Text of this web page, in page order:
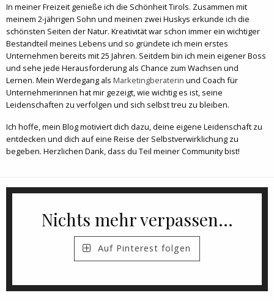
In meiner Freizeit genieße ich die Schönheit Tirols. Zusammen mit
meinem 2-jährigen Sohn und meinen zwei Huskys erkunde ich die
schönsten Seiten der Natur. Kreativität war schon immer ein wichtiger
Bestandteil meines Lebens und so gründete ich mein erstes
Unternehmen bereits mit 25 Jahren. Seitdem bin ich mein eigener Boss
und sehe jede Herausforderung als Chance zum Wachsen und
Lernen. Mein Werdegang als Marketingberaterin und Coach für
Unternehmerinnen hat mir gezeigt, wie wichtig es ist, seine
Leidenschaften zu verfolgen und sich selbst treu zu bleiben.
Ich hoffe, mein Blog motiviert dich dazu, deine eigene Leidenschaft zu
entdecken und dich auf eine Reise der Selbstverwirklichung zu
begeben. Herzlichen Dank, dass du Teil meiner Community bist!
Nichts mehr verpassen...
Auf Pinterest folgen